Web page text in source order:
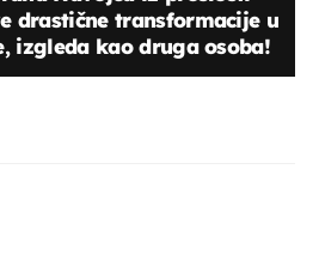
drastične transformacije u
izgleda kao druga osoba!